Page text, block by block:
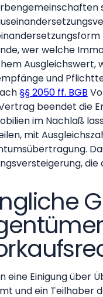
wer welche
Ausgleichswert,
und
§§ 2050 ff. BGB
beendet die
im Nachlaß
mit
eine Einigung über
und ein Teilhaber